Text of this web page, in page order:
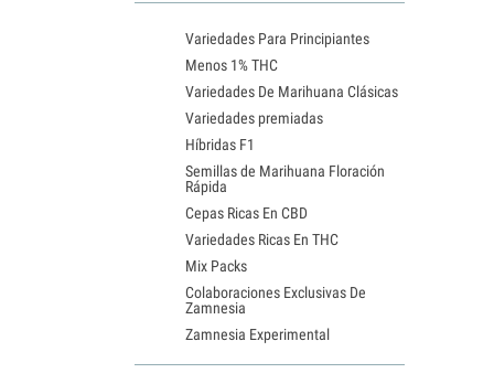
Variedades Para Principiantes
Menos 1% THC
Variedades De Marihuana Clásicas
Variedades premiadas
Híbridas F1
Semillas de Marihuana Floración
Rápida
Cepas Ricas En CBD
Variedades Ricas En THC
Mix Packs
Colaboraciones Exclusivas De
Zamnesia
Zamnesia Experimental